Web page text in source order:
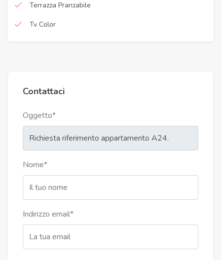
Terrazza Pranzabile
Tv Color
Contattaci
Oggetto*
Nome*
Indirizzo email*